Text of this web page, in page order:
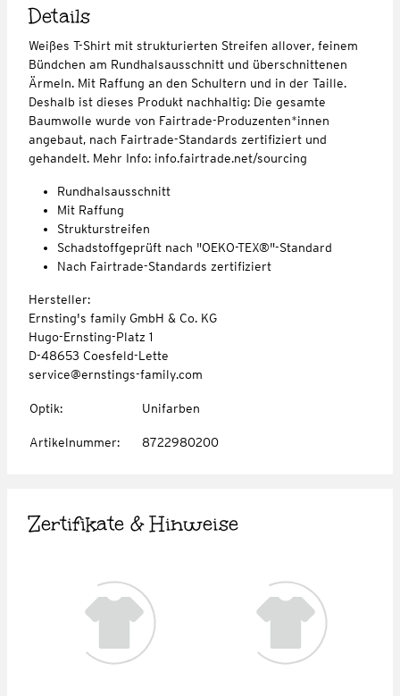
Details
Weißes T-Shirt mit strukturierten Streifen allover, feinem
Bündchen am Rundhalsausschnitt und überschnittenen
Ärmeln. Mit Raffung an den Schultern und in der Taille.
Deshalb ist dieses Produkt nachhaltig: Die gesamte
Baumwolle wurde von Fairtrade-Produzenten*innen
angebaut, nach Fairtrade-Standards zertifiziert und
gehandelt. Mehr Info: info.fairtrade.net/sourcing
Rundhalsausschnitt
Mit Raffung
Strukturstreifen
Schadstoffgeprüft nach "OEKO-TEX®"-Standard
Nach Fairtrade-Standards zertifiziert
Hersteller:
Ernsting's family GmbH & Co. KG
Hugo-Ernsting-Platz 1
D-48653 Coesfeld-Lette
service@ernstings-family.com
Optik: Unifarben
Artikelnummer: 8722980200
Zertifikate & Hinweise